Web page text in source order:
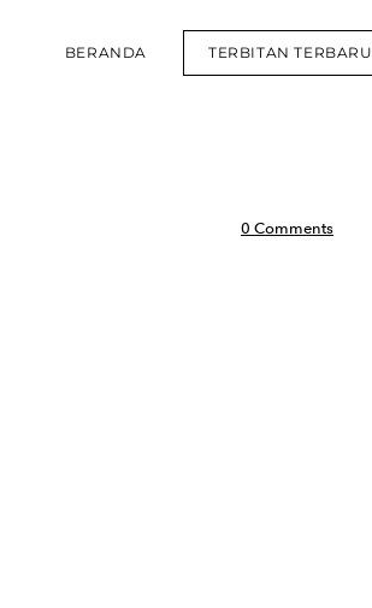
BERANDA TERBITAN TERBARU
0 Comments